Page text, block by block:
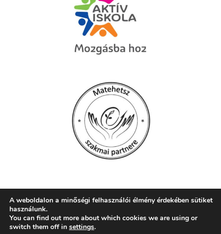
© 2026 Szent Mór Iskolaközpont, Pécs
A weboldalon a minőségi felhasználói élmény érdekében sütiket
használunk.
You can find out more about which cookies we are using or
switch them off in settings.